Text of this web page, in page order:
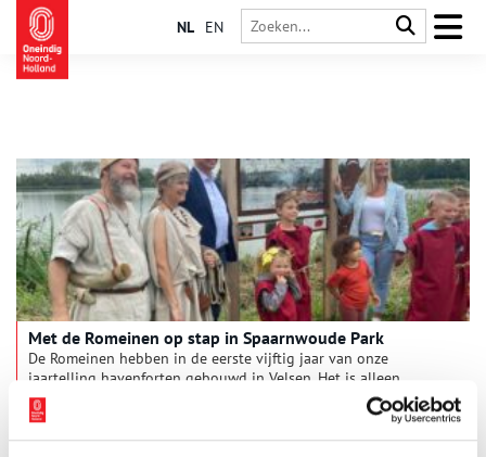
NL EN
Met de Romeinen op stap in Spaarnwoude Park
De Romeinen hebben in de eerste vijftig jaar van onze
jaartelling havenforten gebouwd in Velsen. Het is alleen
jammer dat daar niets meer aan herinnert, reden voor
Recreatieschap Spaarnwoude om twee Romeinse audiotours
aan te bieden.